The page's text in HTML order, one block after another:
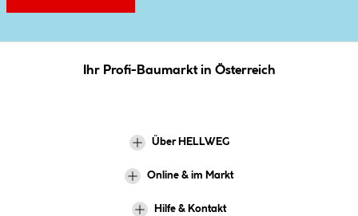
Ihr Profi-Baumarkt in Österreich
Über HELLWEG
Online & im Markt
Hilfe & Kontakt